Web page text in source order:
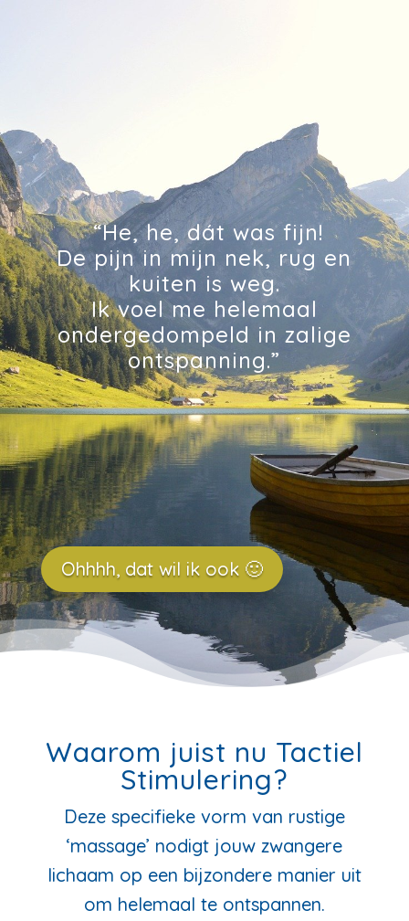
“He, he, dát was fijn!
De pijn in mijn nek, rug en
kuiten is weg.
Ik voel me helemaal
ondergedompeld in zalige
ontspanning.”
Ohhhh, dat wil ik ook 🙂
Waarom juist nu Tactiel
Stimulering?
Deze specifieke vorm van rustige
‘massage’ nodigt jouw zwangere
lichaam op een bijzondere manier uit
om helemaal te ontspannen.